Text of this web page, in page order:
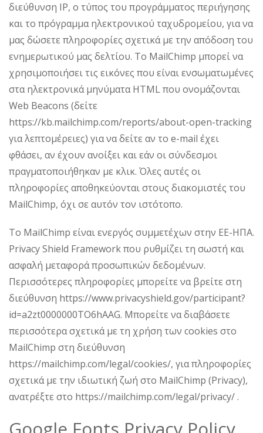
διεύθυνση IP, ο τύπος του προγράμματος περιήγησης
και το πρόγραμμα ηλεκτρονικού ταχυδρομείου, για να
μας δώσετε πληροφορίες σχετικά με την απόδοση του
ενημερωτικού μας δελτίου. Το MailChimp μπορεί να
χρησιμοποιήσει τις εικόνες που είναι ενσωματωμένες
στα ηλεκτρονικά μηνύματα HTML που ονομάζονται
Web Beacons (δείτε
https://kb.mailchimp.com/reports/about-open-tracking
για λεπτομέρειες) για να δείτε αν το e-mail έχει
φθάσει, αν έχουν ανοίξει και εάν οι σύνδεσμοι
πραγματοποιήθηκαν με κλικ. Όλες αυτές οι
πληροφορίες αποθηκεύονται στους διακομιστές του
MailChimp, όχι σε αυτόν τον ιστότοπο.
Το MailChimp είναι ενεργός συμμετέχων στην ΕΕ-ΗΠΑ.
Privacy Shield Framework που ρυθμίζει τη σωστή και
ασφαλή μεταφορά προσωπικών δεδομένων.
Περισσότερες πληροφορίες μπορείτε να βρείτε στη
διεύθυνση https://www.privacyshield.gov/participant?
id=a2zt0000000TO6hAAG. Μπορείτε να διαβάσετε
περισσότερα σχετικά με τη χρήση των cookies στο
MailChimp στη διεύθυνση
https://mailchimp.com/legal/cookies/, για πληροφορίες
σχετικά με την ιδιωτική ζωή στο MailChimp (Privacy),
ανατρέξτε στο https://mailchimp.com/legal/privacy/ .